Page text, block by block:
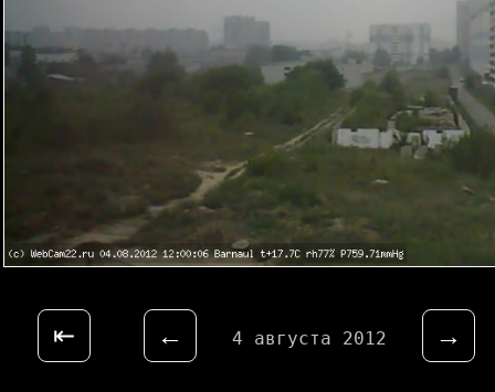
⇤ ← 4 августа 2012 →